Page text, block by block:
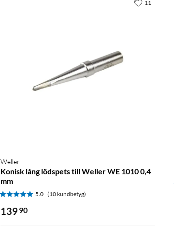
Weller
Konisk lång lödspets till Weller WE 1010 0,4
mm
5.0 (10 kundbetyg)
139 90
11